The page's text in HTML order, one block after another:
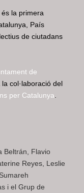
la primera
País
de ciutadans
de
la col·laboració del
per Catalunya
Beltrán, Flavio
Reyes, Leslie
i el Grup de